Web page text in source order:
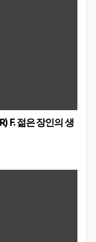
F. 젊은 장인의 생